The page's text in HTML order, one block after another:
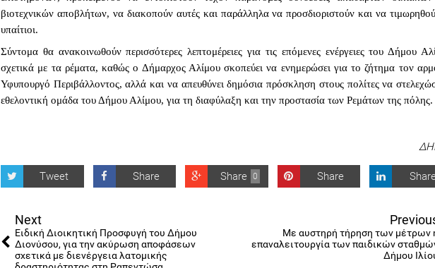
βιοτεχνικών αποβλήτων, να διακοπούν αυτές και παράλληλα να προσδιοριστούν και να
υπαίτιοι.
Σύντομα θα ανακοινωθούν περισσότερες λεπτομέρειες για τις επόμενες ενέργειες του Δήμου
σχετικά με τα ρέματα, καθώς ο Δήμαρχος Αλίμου σκοπεύει να ενημερώσει για το ζήτημα τον
Υφυπουργό Περιβάλλοντος, αλλά και να απευθύνει δημόσια πρόσκληση στους πολίτες να
εθελοντική ομάδα του Δήμου Αλίμου, για τη διαφύλαξη και την προστασία των Ρεμάτων της πόλης.
Tweet Share 0
Share Share
Next
Ειδική Διοικητική Προσφυγή του Δήμου
Διονύσου, για την ακύρωση αποφάσεων
σχετικά με διενέργεια λατομικής
Με αυστηρή τήρηση των μέτρων
επαναλειτουργία των παιδικών
Δήμου